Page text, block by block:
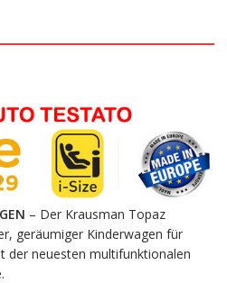
– Der Krausman Topaz
geräumiger Kinderwagen für
der neuesten multifunktionalen